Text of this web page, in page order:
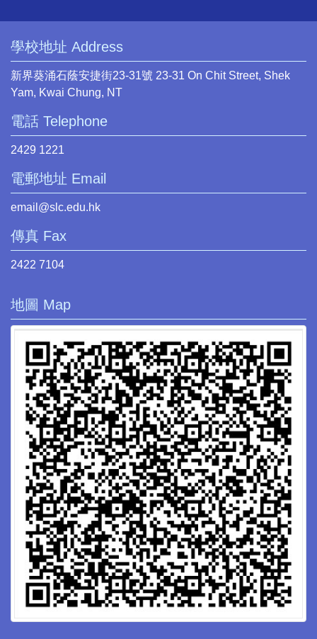
學校地址 Address
新界葵涌石蔭安捷街23-31號 23-31 On Chit Street, Shek
Yam, Kwai Chung, NT
電話 Telephone
2429 1221
電郵地址 Email
email@slc.edu.hk
傳真 Fax
2422 7104
地圖 Map